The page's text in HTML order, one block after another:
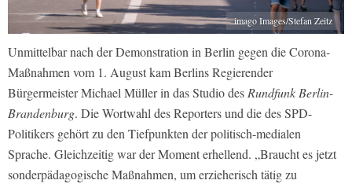
imago Images/Stefan Zeitz
Unmittelbar nach der Demonstration in Berlin gegen die Corona-
Maßnahmen vom 1. August kam Berlins Regierender
Bürgermeister Michael Müller in das Studio desRundfunk Berlin-
Brandenburg. Die Wortwahl des Reporters und die des SPD-
Politikers gehört zu den Tiefpunkten der politisch-medialen
Sprache. Gleichzeitig war der Moment erhellend. „Braucht es jetzt
sonderpädagogische Maßnahmen, um erzieherisch tätig zu